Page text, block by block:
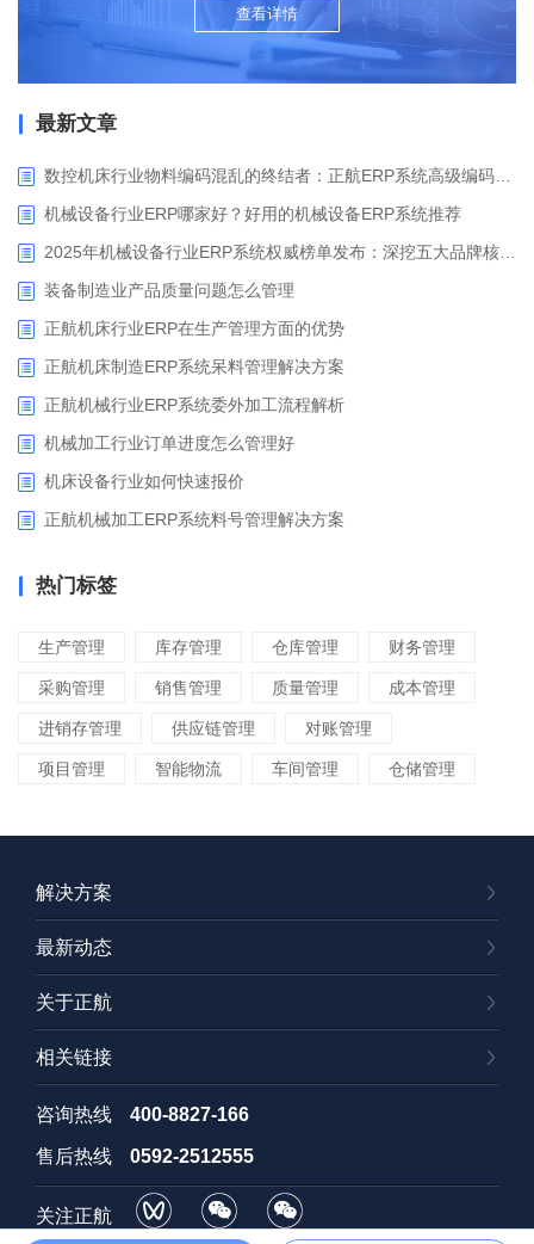
查看详情
最新文章
机械设备行业ERP哪家好？好用的机械设备ERP系统推荐
装备制造业产品质量问题怎么管理
正航机床行业ERP在生产管理方面的优势
正航机床制造ERP系统呆料管理解决方案
正航机械行业ERP系统委外加工流程解析
机械加工行业订单进度怎么管理好
​机床设备行业如何快速报价
正航机械加工ERP系统料号管理解决方案
热门标签
生产管理 库存管理 仓库管理 财务管理
采购管理 销售管理 质量管理 成本管理
进销存管理 供应链管理 对账管理
项目管理 智能物流 车间管理 仓储管理
解决方案
最新动态
关于正航
相关链接
咨询热线 400-8827-166
售后热线 0592-2512555
关注正航